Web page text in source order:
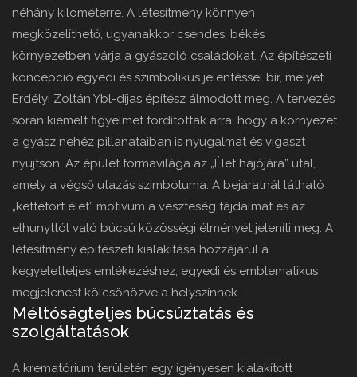
néhány kilométerre. A létesítmény könnyen
megközelíthető, ugyanakkor csendes, békés
környezetben várja a gyászoló családokat. Az építészeti
koncepció egyedi és szimbolikus jelentéssel bír, melyet
Erdélyi Zoltán Ybl-díjas építész álmodott meg. A tervezés
során kiemelt figyelmet fordítottak arra, hogy a környezet
a gyász nehéz pillanataiban is nyugalmat és vigaszt
nyújtson. Az épület formavilága az „Élet hajójára” utal,
amely a végső utazás szimbóluma. A bejáratnál látható
„kettétört élet” motívum a veszteség fájdalmát és az
elhunyttól való búcsú közösségi élményét jeleníti meg. A
létesítmény építészeti kialakítása hozzájárul a
kegyeletteljes emlékezéshez, egyedi és emblematikus
megjelenést kölcsönözve a helyszínnek.
Méltóságteljes búcsúztatás és
szolgáltatások
A krematórium területén egy igényesen kialakított